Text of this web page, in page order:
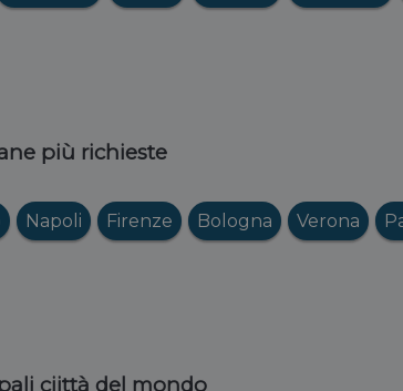
più richieste
Napoli Firenze Bologna Verona
ciittà del mondo